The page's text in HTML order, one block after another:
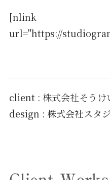
[nlink
url="https://
client : 株式会社そう
design : 株式会社スタ